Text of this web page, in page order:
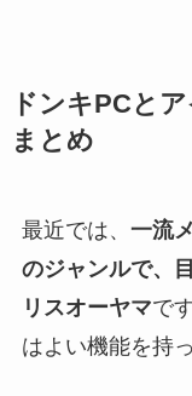
ドンキPCと
まとめ
最近では、 一流
のジャンルで、
リスオーヤマで
はよい機能を持